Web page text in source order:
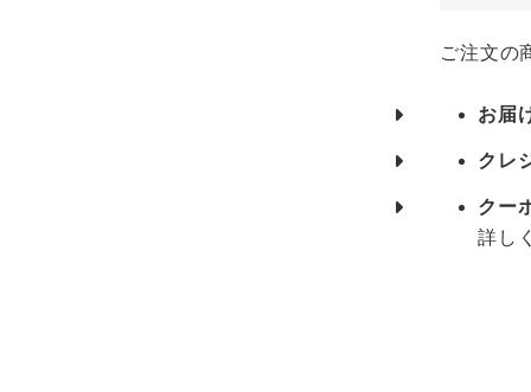
ご注文の
お届
クレ
クー
詳し